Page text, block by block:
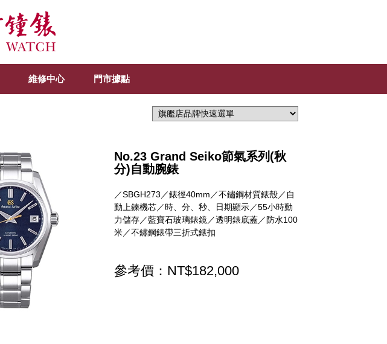
維修中心 門市據點
No.23 Grand Seiko節氣系列(秋
分)自動腕錶
／SBGH273／錶徑40mm／不鏽鋼材質錶殼／自
動上鍊機芯／時、分、秒、日期顯示／55小時動
力儲存／藍寶石玻璃錶鏡／透明錶底蓋／防水100
米／不鏽鋼錶帶三折式錶扣
參考價：NT$182,000